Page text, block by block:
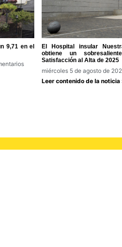
9,71 en el
El Hospital insular
obtiene un
Satisfacción al Alta de 2025
miércoles 5 de agosto de
Leer contenido de la noticia